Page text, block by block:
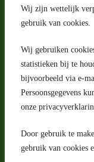
Wij zijn wettelijk
gebruik van cookies.
Wij gebruiken
statistieken bij te
bijvoorbeeld via e-
Persoonsgegevens
onze
Door gebruik te
gebruik van cookies
Adres
Riga 4 E
2993 LW Barendrecht
Nederland
Contact
Facebook